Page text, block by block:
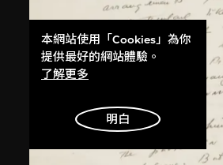
本網站使用「Cookies」為你
提供最好的網站體驗。
了解更多
明白